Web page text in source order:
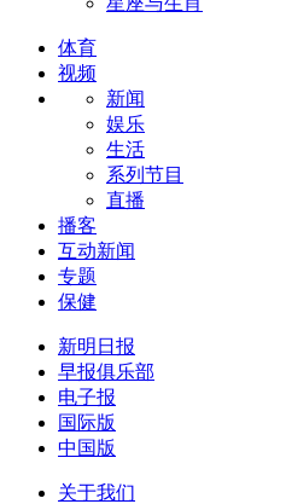
体育
视频
新闻
娱乐
生活
系列节目
直播
播客
互动新闻
专题
保健
新明日报
早报俱乐部
电子报
国际版
中国版
关于我们